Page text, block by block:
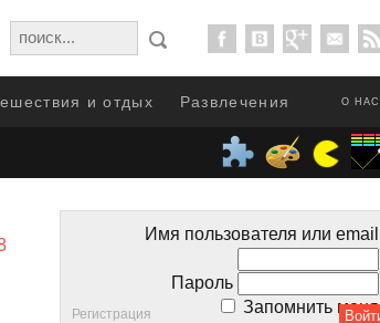
О НАС
и отдых Развлечения
Имя пользователя или email
Пароль
Запомнить меня
Регистрация